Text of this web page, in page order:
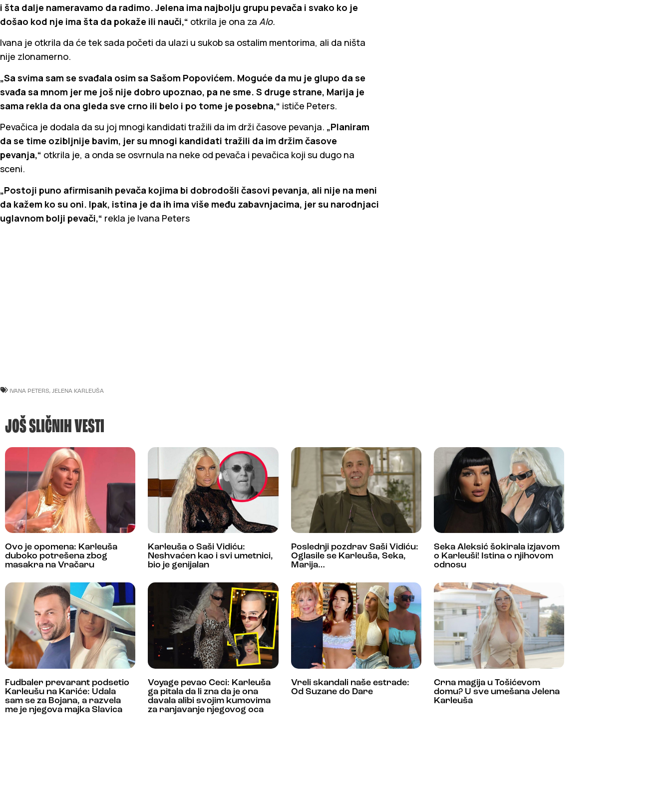
i šta dalje nameravamo da radimo. Jelena ima najbolju grupu pevača i svako ko je
došao kod nje ima šta da pokaže ili nauči,“ otkrila je ona za Alo.
Ivana je otkrila da će tek sada početi da ulazi u sukob sa ostalim mentorima, ali da ništa
nije zlonamerno.
„Sa svima sam se svađala osim sa Sašom Popovićem. Moguće da mu je glupo da se
svađa sa mnom jer me još nije dobro upoznao, pa ne sme. S druge strane, Marija je
sama rekla da ona gleda sve crno ili belo i po tome je posebna,“ ističe Peters.
Pevačica je dodala da su joj mnogi kandidati tražili da im drži časove pevanja. „Planiram
da se time ozibljnije bavim, jer su mnogi kandidati tražili da im držim časove
pevanja,“ otkrila je, a onda se osvrnula na neke od pevača i pevačica koji su dugo na
sceni.
„Postoji puno afirmisanih pevača kojima bi dobrodošli časovi pevanja, ali nije na meni
da kažem ko su oni. Ipak, istina je da ih ima više među zabavnjacima, jer su narodnjaci
uglavnom bolji pevači,“ rekla je Ivana Peters
IVANA PETERS, JELENA KARLEUŠA
JOŠ SLIČNIH VESTI
Ovo je opomena: Karleuša
duboko potrešena zbog
masakra na Vračaru
Karleuša o Saši Vidiću:
Neshvaćen kao i svi umetnici,
bio je genijalan
Poslednji pozdrav Saši Vidiću:
Oglasile se Karleuša, Seka,
Marija…
Seka Aleksić šokirala izjavom
o Karleuši! Istina o njihovom
odnosu
Fudbaler prevarant podsetio
Karleušu na Kariće: Udala
sam se za Bojana, a razvela
me je njegova majka Slavica
Voyage pevao Ceci: Karleuša
ga pitala da li zna da je ona
davala alibi svojim kumovima
za ranjavanje njegovog oca
Vreli skandali naše estrade:
Od Suzane do Dare
Crna magija u Tošićevom
domu? U sve umešana Jelena
Karleuša